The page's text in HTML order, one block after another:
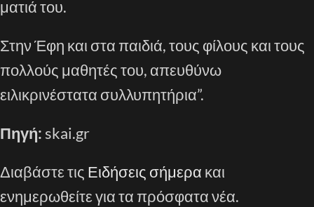
ματιά του.
Στην Έφη και στα παιδιά, τους φίλους και τους
πολλούς μαθητές του, απευθύνω
ειλικρινέστατα συλλυπητήρια”.
Πηγή: skai.gr
Διαβάστε τις Ειδήσεις σήμερα και
ενημερωθείτε για τα πρόσφατα νέα.